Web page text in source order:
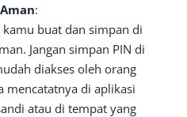
:
kamu buat dan simpan di
Jangan simpan PIN di
diakses oleh orang
mencatatnya di aplikasi
atau di tempat yang